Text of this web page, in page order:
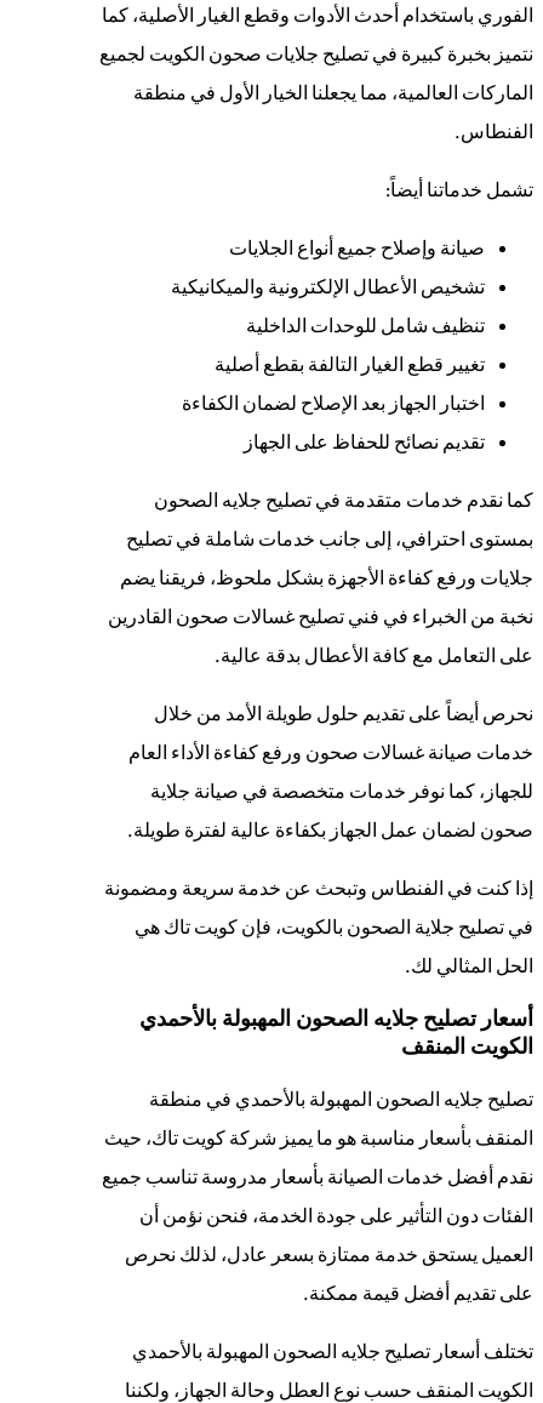
الفوري باستخدام أحدث الأدوات وقطع الغيار الأصلية، كما
نتميز بخبرة كبيرة في تصليح جلايات صحون الكويت لجميع
الماركات العالمية، مما يجعلنا الخيار الأول في منطقة
الفنطاس.
تشمل خدماتنا أيضاً:
صيانة وإصلاح جميع أنواع الجلايات
تشخيص الأعطال الإلكترونية والميكانيكية
تنظيف شامل للوحدات الداخلية
تغيير قطع الغيار التالفة بقطع أصلية
اختبار الجهاز بعد الإصلاح لضمان الكفاءة
تقديم نصائح للحفاظ على الجهاز
كما نقدم خدمات متقدمة في تصليح جلايه الصحون
بمستوى احترافي، إلى جانب خدمات شاملة في تصليح
جلايات ورفع كفاءة الأجهزة بشكل ملحوظ، فريقنا يضم
نخبة من الخبراء في فني تصليح غسالات صحون القادرين
على التعامل مع كافة الأعطال بدقة عالية.
نحرص أيضاً على تقديم حلول طويلة الأمد من خلال
خدمات صيانة غسالات صحون ورفع كفاءة الأداء العام
للجهاز، كما نوفر خدمات متخصصة في صيانة جلاية
صحون لضمان عمل الجهاز بكفاءة عالية لفترة طويلة.
إذا كنت في الفنطاس وتبحث عن خدمة سريعة ومضمونة
في تصليح جلاية الصحون بالكويت، فإن كويت تاك هي
الحل المثالي لك.
أسعار تصليح جلايه الصحون المهبولة بالأحمدي
الكويت المنقف
تصليح جلايه الصحون المهبولة بالأحمدي في منطقة
المنقف بأسعار مناسبة هو ما يميز شركة كويت تاك، حيث
نقدم أفضل خدمات الصيانة بأسعار مدروسة تناسب جميع
الفئات دون التأثير على جودة الخدمة، فنحن نؤمن أن
العميل يستحق خدمة ممتازة بسعر عادل، لذلك نحرص
على تقديم أفضل قيمة ممكنة.
تختلف أسعار تصليح جلايه الصحون المهبولة بالأحمدي
الكويت المنقف حسب نوع العطل وحالة الجهاز، ولكننا